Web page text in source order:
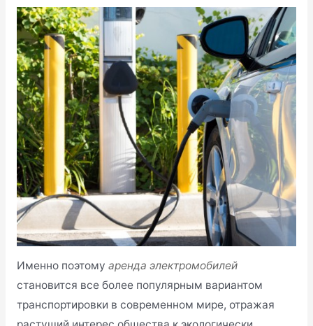
Именно поэтому аренда электромобилей
становится все более популярным вариантом
транспортировки в современном мире, отражая